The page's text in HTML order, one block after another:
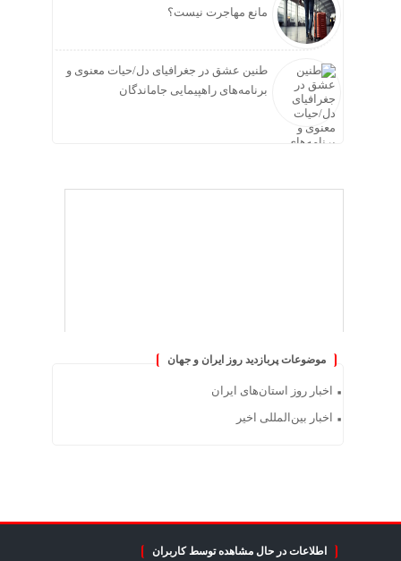
مانع مهاجرت نیست؟
طنین عشق در جغرافیای دل/حیات معنوی و
برنامه‌های راهپیمایی جاماندگان
موضوعات پربازدید روز ایران و جهان
اخبار روز استان‌های ایران
اخبار بین‌المللی اخیر
اطلاعات در حال مشاهده توسط کاربران